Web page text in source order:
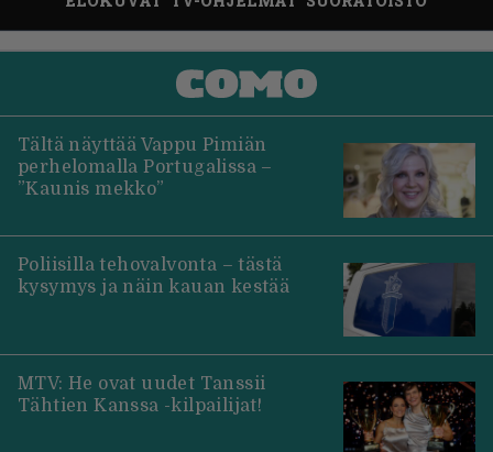
Tältä näyttää Vappu Pimiän
perhelomalla Portugalissa –
”Kaunis mekko”
Poliisilla tehovalvonta – tästä
kysymys ja näin kauan kestää
MTV: He ovat uudet Tanssii
Tähtien Kanssa -kilpailijat!